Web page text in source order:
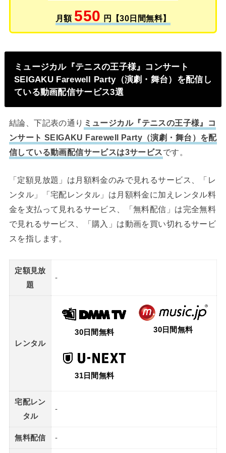
月額 550 円【30日間無料】
ミュージカル『テニスの王子様』コンサート
SEIGAKU Farewell Party（演劇・舞台）を配信し
ている動画配信サービス3選
結論、下記表の通り ミュージカル『テニスの王子様』コ
ンサート SEIGAKU Farewell Party（演劇・舞台）を配
信している動画配信サービスは3サービスです。
「定額見放題」は月額料金のみで見れるサービス、「レ
ンタル」「宅配レンタル」は月額料金に加えレンタル料
金を支払って見れるサービス、「無料配信」は完全無料
で見れるサービス、「購入」は動画を買い切れるサービ
スを指します。
定額見放
題
-
レンタル
30日間無料 30日間無料
31日間無料
宅配レン
タル
-
無料配信 -